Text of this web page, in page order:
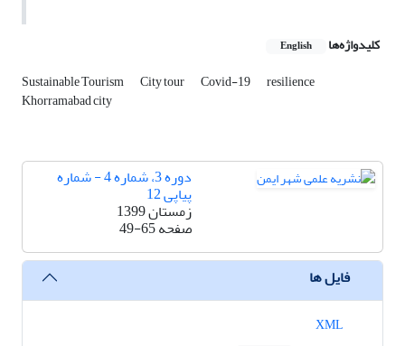
کلیدواژه‌ها English
Sustainable Tourism City tour Covid-19 resilience
Khorramabad city
دوره 3، شماره 4 - شماره
پیاپی 12
زمستان 1399
صفحه49-65
فایل ها